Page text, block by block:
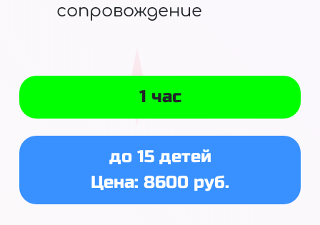
сопровождение
1 час
до 15 детей
Цена: 8600 руб.